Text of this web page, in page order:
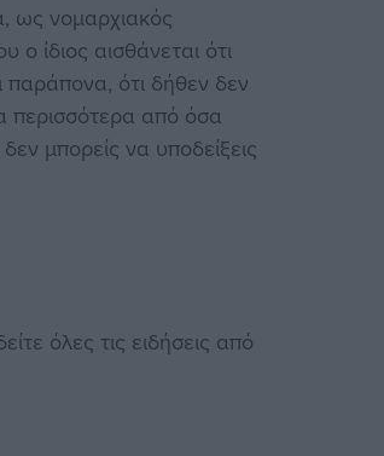
ως νομαρχιακός
ίδιος αισθάνεται ότι
παράπονα, ότι δήθεν δεν
περισσότερα από όσα
μπορείς να υποδείξεις
όλες τις ειδήσεις από